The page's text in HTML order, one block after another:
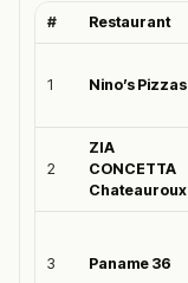
# Restaurant
1 Nino’s Pizzas
2
ZIA
CONCETTA
Chateauroux
3 Paname 36